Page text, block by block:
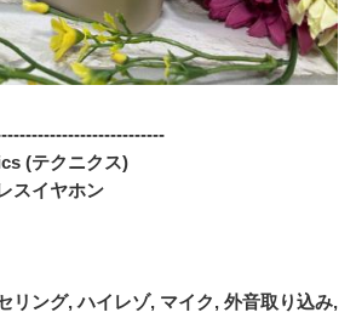
(テクニクス)
スイヤホン
リング, ハイレゾ, マイク, 外音取り込み,